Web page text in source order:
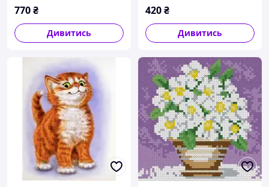
770₴
Дивитись
420₴
Дивитись